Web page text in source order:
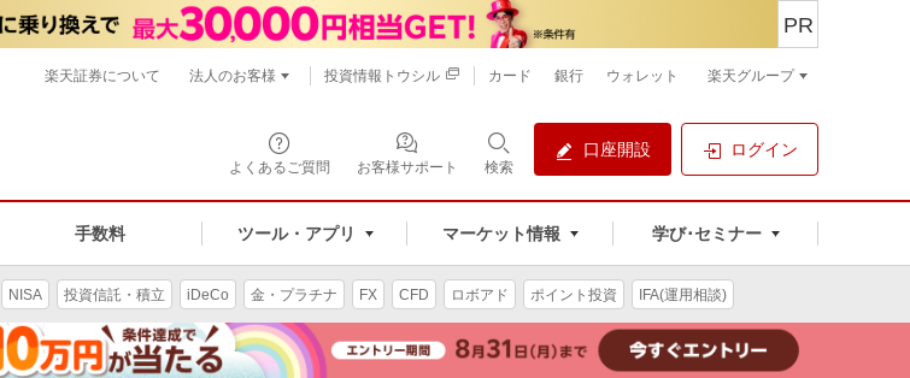
よくあるご質問 お客様サポート 検索
口座開設 ログイン
手数料 ツール・アプリ マーケット情報 学び･セミナー
PR
楽天証券について 法人のお客様 投資情報トウシル カード 銀行 ウォレット 楽天グループ
NISA 投資信託・積立 iDeCo 金・プラチナ FX CFD ロボアド ポイント投資 IFA(運用相談)